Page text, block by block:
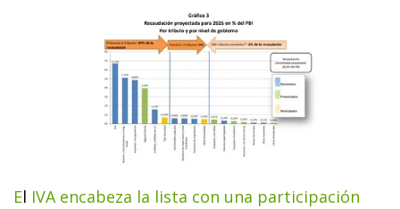
El IVA encabeza la lista con una participación